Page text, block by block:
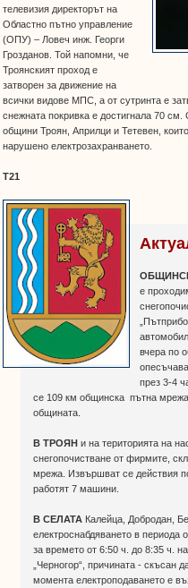
телевизия директорът на
Областно пътно управление
(ОПУ) – Ловеч инж. Георги
Грозданов. Той напомни, че
Троянският проход е
затворен за движение на
всички видове МПС, а от сутринта е
снежната покривка е достигнала 70
общини Троян, Априлци и Тетевен,
нарушено електрозахранването.
Т21
е
вчера по
през 3-4
се 109 км общинска пътна
общината.
В ТРОЯН и на територията на
снегопочистване от фирмите,
мрежа. Извършват се действия
работят 7 машини.
В СЕЛАТА Калейца, Добродан,
електроснабдяването в периода
за времето от 6:50 ч. до 8:35 ч.
„Черногор“, причината -
момента електроподаването е